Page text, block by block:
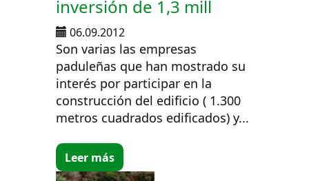
inversión de 1,3 mill
06.09.2012
Son varias las empresas
paduleñas que han mostrado su
interés por participar en la
construcción del edificio ( 1.300
metros cuadrados edificados) y...
Leer más